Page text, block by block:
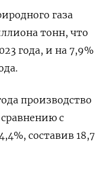
газа
тонн, что
года, и на 7,9%
производство
с
составив 18,7